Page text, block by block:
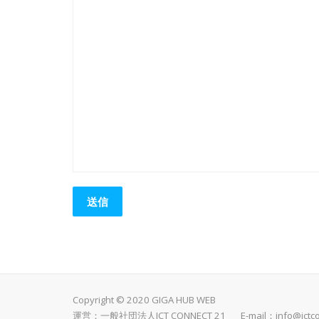
Copyright © 2020 GIGA HUB WEB
運営：一般社団法人ICT CONNECT 21 E-mail：